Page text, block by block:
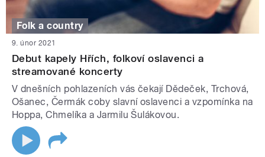
Folk a country
9. únor 2021
Debut kapely Hřích, folkoví oslavenci a
streamované koncerty
V dnešních pohlazeních vás čekají Dědeček, Trchová,
Ošanec, Čermák coby slavní oslavenci a vzpomínka na
Hoppa, Chmelíka a Jarmilu Šulákovou.